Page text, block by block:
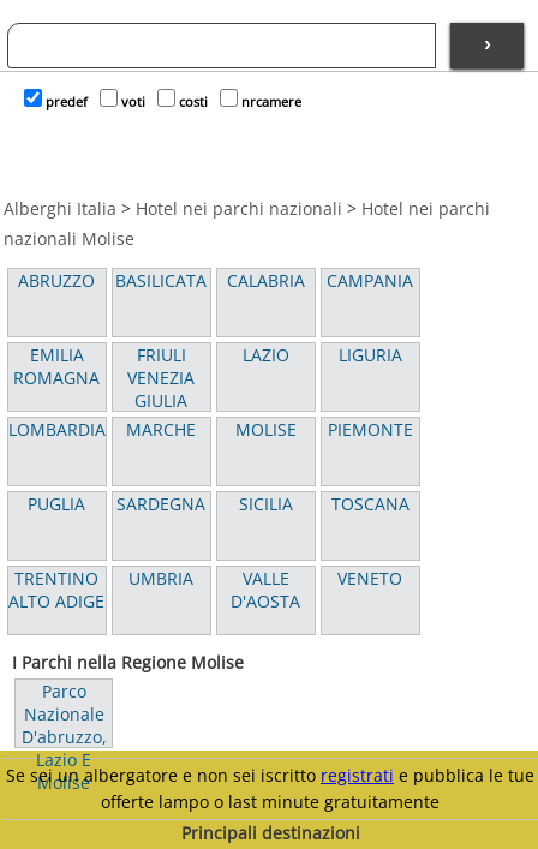
›
predef voti costi nrcamere
Alberghi Italia > Hotel nei parchi nazionali > Hotel nei parchi
nazionali Molise
ABRUZZO
BASILICATA CALABRIA CAMPANIA
EMILIA
ROMAGNA
FRIULI
VENEZIA
GIULIA
LAZIO LIGURIA
LOMBARDIA MARCHE MOLISE PIEMONTE
PUGLIA SARDEGNA SICILIA TOSCANA
TRENTINO
ALTO ADIGE
UMBRIA
VALLE
D'AOSTA
VENETO
I Parchi nella Regione Molise
Parco
Nazionale
D'abruzzo,
Lazio E
Molise
Se sei un albergatore e non sei iscritto registrati e pubblica le tue
offerte lampo o last minute gratuitamente
Principali destinazioni